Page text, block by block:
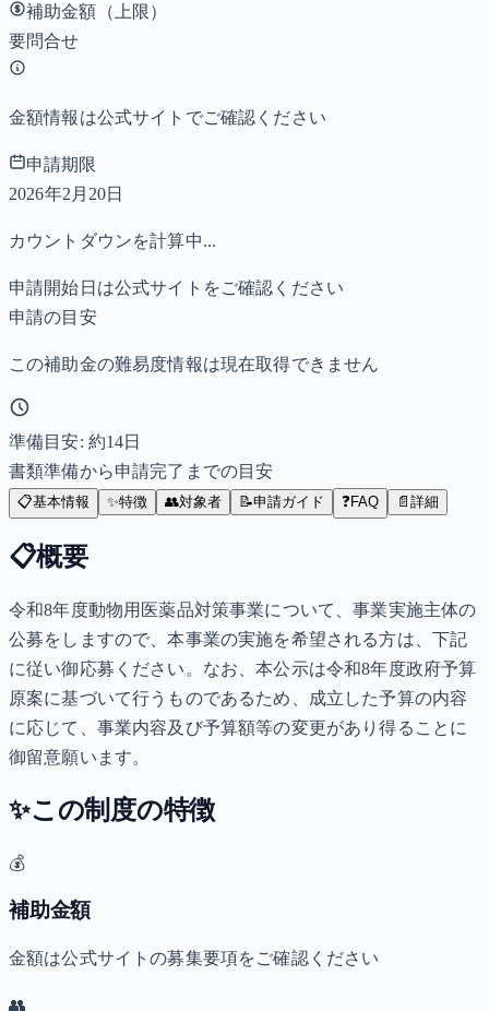
補助金額（上限）
要問合せ
金額情報は公式サイトでご確認ください
申請期限
2026年2月20日
カウントダウンを計算中...
申請開始日は公式サイトをご確認ください
申請の目安
この補助金の難易度情報は現在取得できません
準備目安: 約14日
書類準備から申請完了までの目安
📋基本情報 ✨特徴 👥対象者 📝申請ガイド ❓FAQ 📄 詳細
📋概要
令和8年度動物用医薬品対策事業について、事業実施主体の
公募をしますので、本事業の実施を希望される方は、下記
に従い御応募ください。なお、本公示は令和8年度政府予算
原案に基づいて行うものであるため、成立した予算の内容
に応じて、事業内容及び予算額等の変更があり得ることに
御留意願います。
✨この制度の特徴
💰
補助金額
金額は公式サイトの募集要項をご確認ください
👥